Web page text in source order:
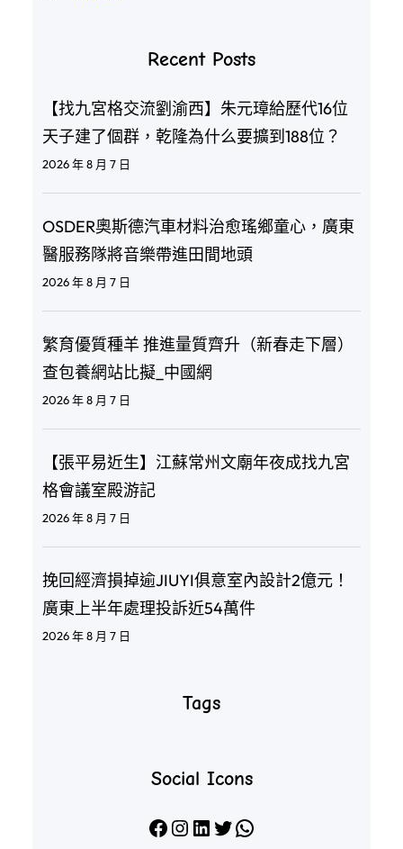
Recent Posts
【找九宮格交流劉渝西】朱元璋給歷代16位
天子建了個群，乾隆為什么要擴到188位？
2026 年 8 月 7 日
OSDER奧斯德汽車材料治愈瑤鄉童心，廣東
醫服務隊將音樂帶進田間地頭
2026 年 8 月 7 日
繁育優質種羊 推進量質齊升（新春走下層）
查包養網站比擬_中國網
2026 年 8 月 7 日
【張平易近生】江蘇常州文廟年夜成找九宮
格會議室殿游記
2026 年 8 月 7 日
挽回經濟損掉逾JIUYI俱意室內設計2億元！
廣東上半年處理投訴近54萬件
2026 年 8 月 7 日
Tags
Social Icons
Facebook Instagram LinkedIn X WhatsApp